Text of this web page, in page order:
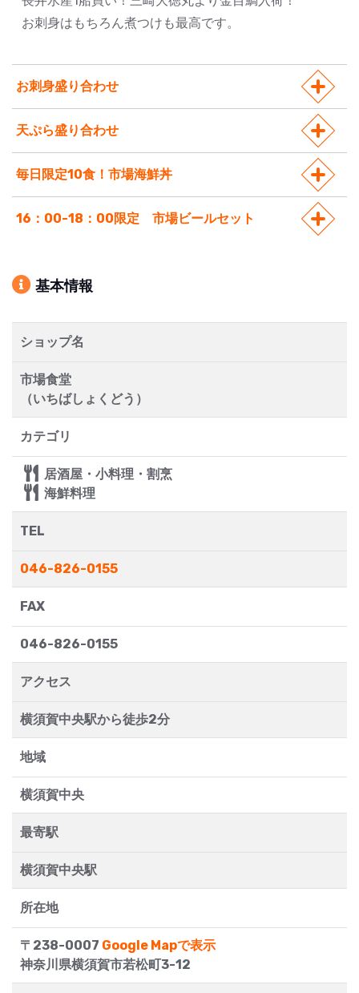
お刺身はもちろん煮つけも最高です。
お刺身盛り合わせ
天ぷら盛り合わせ
毎日限定10食！市場海鮮丼
16：00-18：00限定 市場ビールセット
基本情報
ショップ名
市場食堂
（いちばしょくどう）
カテゴリ
居酒屋・小料理・割烹
海鮮料理
TEL
046-826-0155
FAX
046-826-0155
アクセス
横須賀中央駅から徒歩2分
地域
横須賀中央
最寄駅
横須賀中央駅
所在地
〒238-0007 Google Mapで表示
神奈川県横須賀市若松町3-12